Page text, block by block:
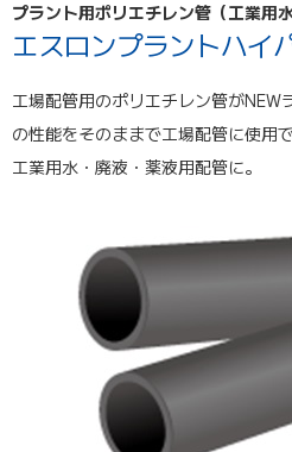
プラント用ポリエチレン管（工業用
エスロンプラントハイ
工場配管用のポリエチレン管が
の性能をそのままで工場配管に使用
工業用水・廃液・薬液用配管に。